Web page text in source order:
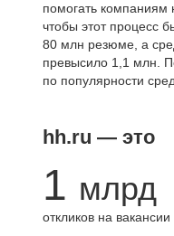
помогать компаниям
чтобы этот процесс
80 млн резюме, а
превысило 1,1 млн.
по популярности
hh.ru — это
1 млрд
откликов на вакансии